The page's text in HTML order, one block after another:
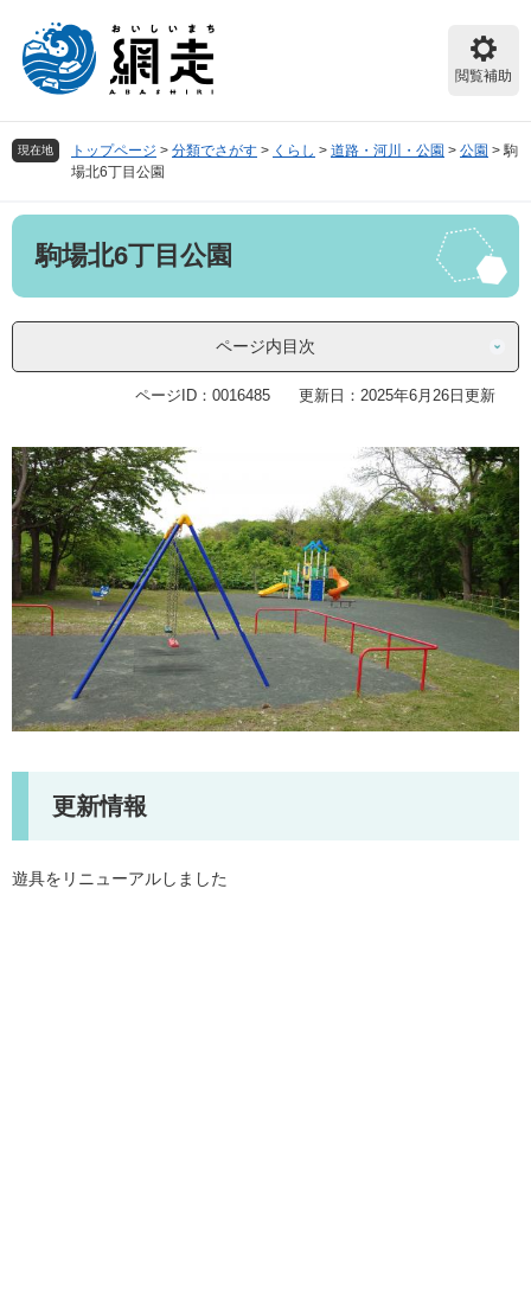
頭
で
飛
ば
へ
閲覧補助
現在地 トップページ > 分類でさがす > くらし > 道路・河川・公園 > 公園 >駒
場北6丁目公園
本
駒場北6丁目公園
ページ内目次
ページID：0016485 更新日：2025年6月26日更新
更新情報
遊具をリニューアルしました